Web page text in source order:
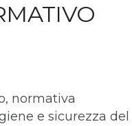
normativa
e sicurezza del